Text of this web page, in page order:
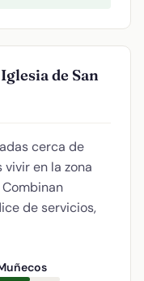
de San
cerca de
vivir en la zona
de servicios,